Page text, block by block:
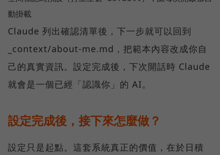
Claude 列出確認清單後，下一步就可以回到
_context/about-me.md，把範本內容改成你自
己的真實資訊。設定完成後，下次開話時 Claude
就會是一個已經「認識你」的 AI。
設定完成後，接下來怎麼做？
設定只是起點。這套系統真正的價值，在於日積